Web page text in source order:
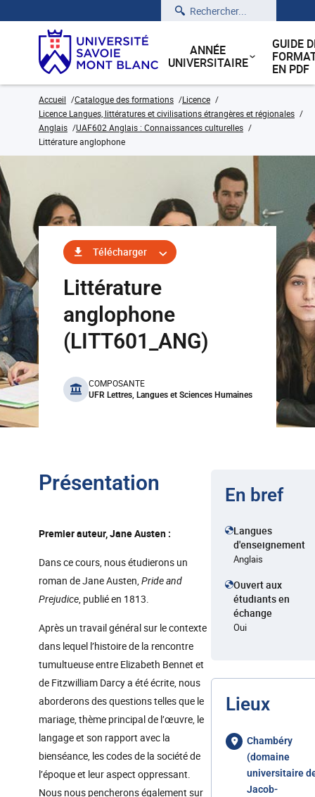
Rechercher
ANNÉE
UNIVERSITAIRE
GUIDE
EN PDF
Accueil Catalogue des formations
Licence
Licence Langues, littératures et civilisations étrangères et régionales
Anglais
UAF602 Anglais : Connaissances culturelles
Littérature anglophone
Télécharger
Littérature
anglophone
(LITT601_ANG)
benefits
COMPOSANTE
UFR Lettres, Langues et Sciences Humaines
Présentation
Premier auteur, Jane Austen :
Dans ce cours, nous étudierons un
roman de Jane Austen,Pride and
Prejudice, publié en 1813.
Après un travail général sur le contexte
dans lequel l’histoire de la rencontre
tumultueuse entre Elizabeth Bennet et
de Fitzwilliam Darcy a été écrite, nous
aborderons des questions telles que le
mariage, thème principal de l’œuvre, le
langage et son rapport avec la
bienséance, les codes de la société de
l’époque et leur aspect oppressant.
Nous nous pencherons également sur
En bref
Langues
d'enseignement
Anglais
Ouvert aux
étudiants en
échange
Oui
Lieux
Chambéry
(domaine
universitaire
Jacob-